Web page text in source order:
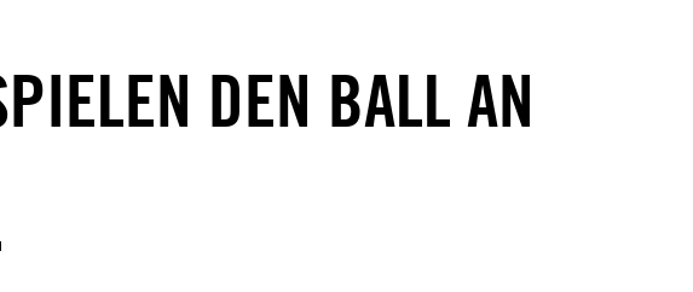
DEN BALL AN